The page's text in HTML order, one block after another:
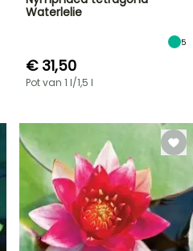
Waterlelie
5
€ 31,50
Pot van 1 l/1,5 l